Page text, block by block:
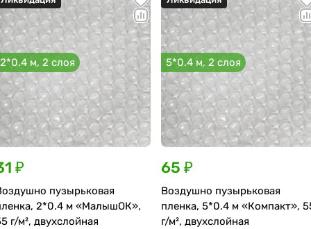
2*0.4 м, 2 слоя
₽
пузырьковая
2*0.4 м «МалышОК»,
г/м², двухслойная
5*0.4 м, 2 слоя
65 ₽
Воздушно пузырьковая
пленка, 5*0.4 м «Компакт»,
г/м², двухслойная